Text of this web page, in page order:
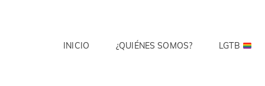
INICIO ¿QUIÉNES SOMOS? LGTB